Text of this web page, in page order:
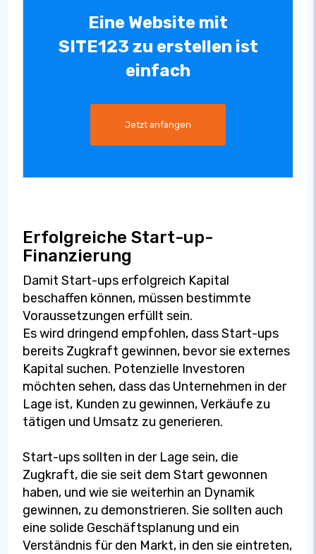
Eine Website mit
SITE123 zu erstellen ist
einfach
Jetzt anfangen
Erfolgreiche Start-up-
Finanzierung
Damit Start-ups erfolgreich Kapital
beschaffen können, müssen bestimmte
Voraussetzungen erfüllt sein.
Es wird dringend empfohlen, dass Start-ups
bereits Zugkraft gewinnen, bevor sie externes
Kapital suchen. Potenzielle Investoren
möchten sehen, dass das Unternehmen in der
Lage ist, Kunden zu gewinnen, Verkäufe zu
tätigen und Umsatz zu generieren.
Start-ups sollten in der Lage sein, die
Zugkraft, die sie seit dem Start gewonnen
haben, und wie sie weiterhin an Dynamik
gewinnen, zu demonstrieren. Sie sollten auch
eine solide Geschäftsplanung und ein
Verständnis für den Markt, in den sie eintreten,